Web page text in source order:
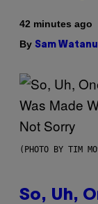
42 minutes ago
By Sam
(PHOTO BY TIM
So, Uh,